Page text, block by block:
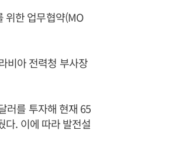
위한 업무협약(MO
비아 전력청 부사장
러를 투자해 현재 65
다. 이에 따라 발전설